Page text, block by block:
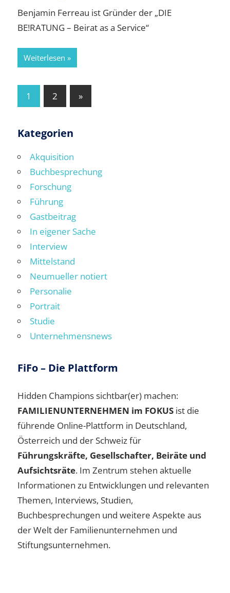
Benjamin Ferreau ist Gründer der „DIE
BE!RATUNG – Beirat as a Service“
Weiterlesen
Seitennummerierung
Beiträge
1 2
Nächste
Beiträge
»
Kategorien
Akquisition
Buchbesprechung
Forschung
Führung
Gastbeitrag
In eigener Sache
Interview
Mittelstand
Neumueller notiert
Personalie
Portrait
Studie
Unternehmensnews
FiFo – Die Plattform
Hidden Champions sichtbar(er) machen:
FAMILIENUNTERNEHMEN im FOKUS ist die
führende Online-Plattform in Deutschland,
Österreich und der Schweiz für
Führungskräfte, Gesellschafter, Beiräte und
Aufsichtsräte. Im Zentrum stehen aktuelle
Informationen zu Entwicklungen und relevanten
Themen, Interviews, Studien,
Buchbesprechungen und weitere Aspekte aus
der Welt der Familienunternehmen und
Stiftungsunternehmen.